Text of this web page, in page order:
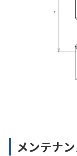
メンテナ